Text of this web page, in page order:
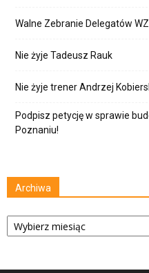
Walne Zebranie Delegatów
Nie żyje Tadeusz Rauk
Nie żyje trener Andrzej
Podpisz petycję w sprawie
Poznaniu!
Archiwa
Archiwa